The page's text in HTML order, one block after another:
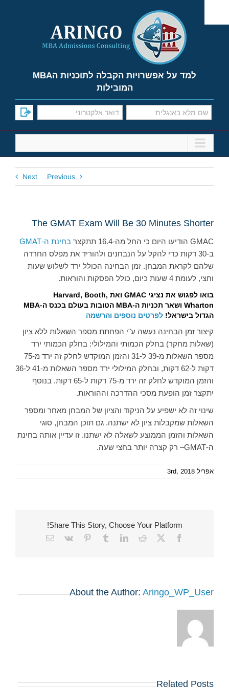
content
למד על אפשרויות הקבלה לתוכניות הMBA
המובילות
Previous
Next
The GMAT Exam Will Be 30 Minutes Shorter
GMAC הודיעו היום כי החל מה-16.4 תתקצר
בחינת ה-GMAT
ב-30 דקות כדי להקל על הנבחנים ולהוריד את מפלס החרדה
שלהם לקראת המבחן. זמן הבחינה הכולל ירד לשלוש שעות
וחצי, לעומת 4 שעות כיום, כולל הפסקות והוראות.
בואו לפגוש את נציגי GMAC ואת
Harvard, Booth,
Wharton ושאר תכניות ה-MBA הטובות בעולם בכנס ה-MBA
הגדול בישראל! לפרטים נוספים והרשמה
קיצור זמן הבחינה נעשה ע"י הפחתת מספר השאלות ללא ציון
(שאלות מחקר) בחלק הכמותי והמילולי: בחלק הכמותי ירד
מספר השאלות מ-39 ל-31 והזמן המוקדש לחלק זה ירד מ-75
דקות ל-62 דקות, ובחלק המילולי ירד מספר השאלות מ-41 ל-36
והזמן המוקדש לחלק זה ירד מ-75 דקות ל-65 דקות. בנוסף
יתקצר זמן הופעת מסכי ההדרכה וההוראות.
שינוי זה לא ישפיע על הניקוד והציון של המבחן מאחר ומספר
השאלות שמקבלות ציון לא ישתנה. גם תוכן המבחן, סוגי
השאלות והזמן הממוצע לשאלה לא ישתנו. זו עדיין אותה בחינת
ה-GMAT– רק קצרה יותר בחצי שעה.
אפריל 3rd, 2018
Share This Story, Choose Your Platform!
Facebook
X
Reddit
LinkedIn
Tumblr
Pinterest
Vk
Email
About the Author: Aringo_WP_User
Related Posts